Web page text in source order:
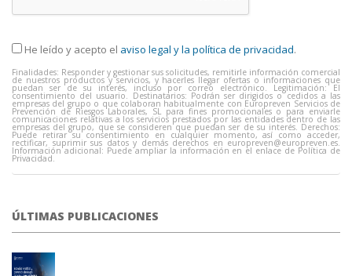
He leído y acepto el aviso legal y la política de privacidad.
Finalidades: Responder y gestionar sus solicitudes, remitirle información comercial
de nuestros productos y servicios, y hacerles llegar ofertas o informaciones que
puedan ser de su interés, incluso por correo electrónico. Legitimación: El
consentimiento del usuario. Destinatarios: Podrán ser dirigidos o cedidos a las
empresas del grupo o que colaboran habitualmente con Europreven Servicios de
Prevención de Riesgos Laborales, SL para fines promocionales o para enviarle
comunicaciones relativas a los servicios prestados por las entidades dentro de las
empresas del grupo, que se consideren que puedan ser de su interés. Derechos:
Puede retirar su consentimiento en cualquier momento, así como acceder,
rectificar, suprimir sus datos y demás derechos en europreven@europreven.es.
Información adicional: Puede ampliar la información en el enlace de Política de
Privacidad.
ÚLTIMAS PUBLICACIONES